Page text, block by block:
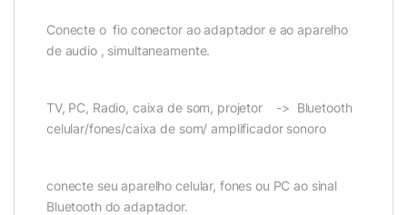
Conecte o fio conector ao adaptador e ao aparelho
de audio , simultaneamente.
TV, PC, Radio, caixa de som, projetor -> Bluetooth
celular/fones/caixa de som/ amplificador sonoro
conecte seu aparelho celular, fones ou PC ao sinal
Bluetooth do adaptador.